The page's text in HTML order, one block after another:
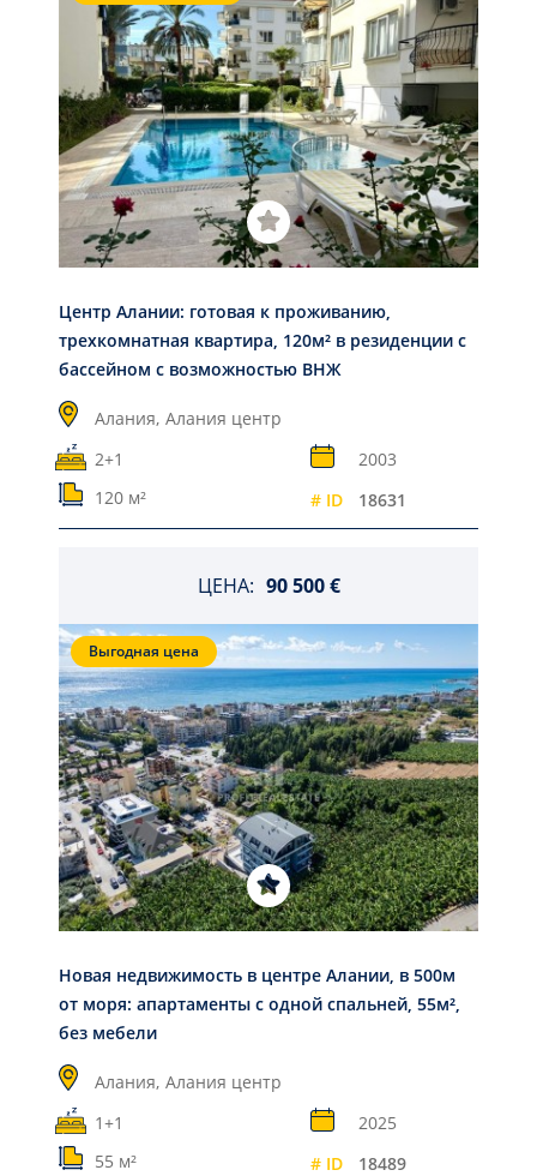
Центр Алании: готовая к проживанию,
трехкомнатная квартира, 120м² в резиденции c
бассейном с возможностью ВНЖ
Алания, Алания центр
2+1
2003
120 м²
# ID 18631
ЦЕНА: 90 500 €
Выгодная цена
Новая недвижимость в центре Алании, в 500м
от моря: апартаменты с одной спальней, 55м²,
без мебели
Алания, Алания центр
1+1
2025
55 м²
# ID 18489